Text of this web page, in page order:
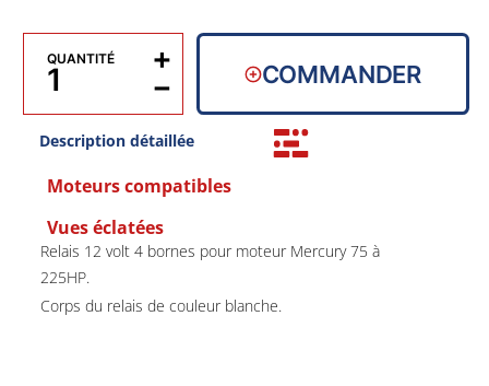
QUANTITÉ
−
+ COMMANDER
Description détaillée
Moteurs compatibles
Vues éclatées
Relais 12 volt 4 bornes pour moteur Mercury 75 à
225HP.
Corps du relais de couleur blanche.